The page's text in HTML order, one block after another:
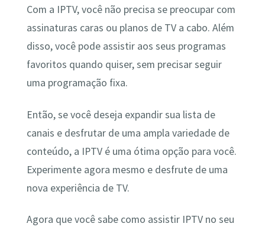
Com a IPTV, você não precisa se preocupar com
assinaturas caras ou planos de TV a cabo. Além
disso, você pode assistir aos seus programas
favoritos quando quiser, sem precisar seguir
uma programação fixa.
Então, se você deseja expandir sua lista de
canais e desfrutar de uma ampla variedade de
conteúdo, a IPTV é uma ótima opção para você.
Experimente agora mesmo e desfrute de uma
nova experiência de TV.
Agora que você sabe como assistir IPTV no seu